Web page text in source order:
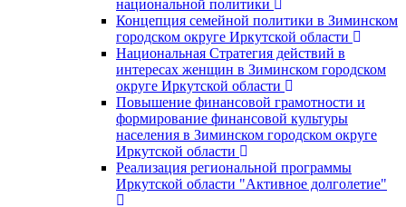
национальной политики
Концепция семейной политики в Зиминском
городском округе Иркутской области
Национальная Стратегия действий в
интересах женщин в Зиминском городском
округе Иркутской области
Повышение финансовой грамотности и
формирование финансовой культуры
населения в Зиминском городском округе
Иркутской области
Реализация региональной программы
Иркутской области "Активное долголетие"